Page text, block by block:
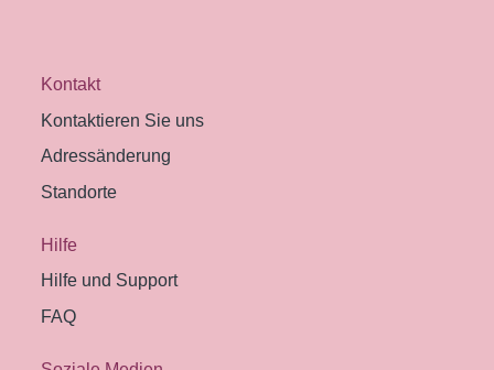
Kontakt
Kontaktieren Sie uns
Adressänderung
Standorte
Hilfe
Hilfe und Support
FAQ